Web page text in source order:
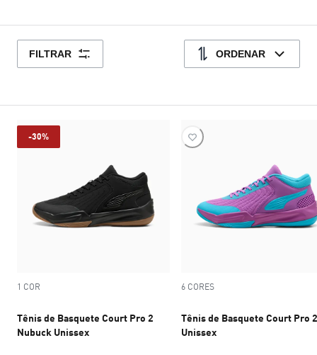
FILTRAR ORDENAR
-30%
1 COR
Tênis de Basquete Court Pro 2
Nubuck Unissex
6 CORES
Tênis de Basquete Court Pro 2
Unissex